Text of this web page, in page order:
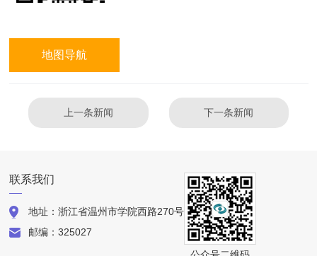
地图导航
上一条新闻 下一条新闻
联系我们
地址：浙江省温州市学院西路270号
邮编：325027